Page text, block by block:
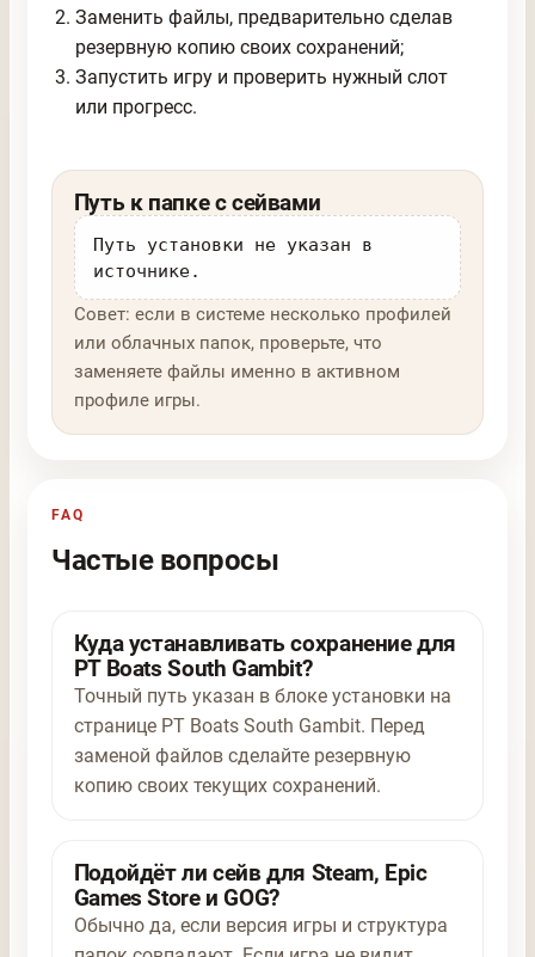
Заменить файлы, предварительно сделав
резервную копию своих сохранений;
Запустить игру и проверить нужный слот
или прогресс.
Путь к папке с сейвами
Путь установки не указан в
источнике.
Совет: если в системе несколько профилей
или облачных папок, проверьте, что
заменяете файлы именно в активном
профиле игры.
FAQ
Частые вопросы
Куда устанавливать сохранение для
PT Boats South Gambit?
Точный путь указан в блоке установки на
странице PT Boats South Gambit. Перед
заменой файлов сделайте резервную
копию своих текущих сохранений.
Подойдёт ли сейв для Steam, Epic
Games Store и GOG?
Обычно да, если версия игры и структура